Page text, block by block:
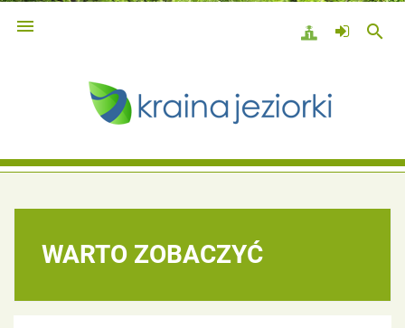
 search
WARTO ZOBACZYĆ